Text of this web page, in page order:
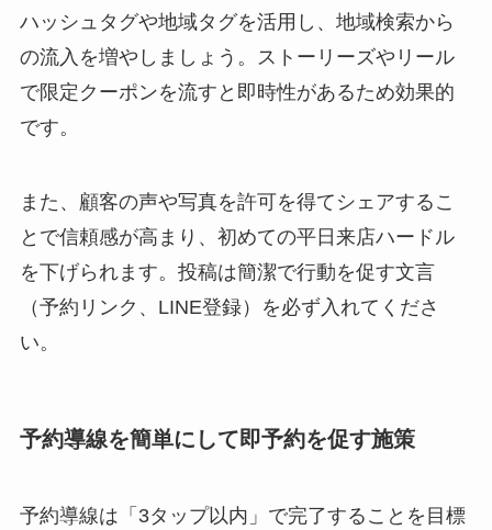
ハッシュタグや地域タグを活用し、地域検索から
の流入を増やしましょう。ストーリーズやリール
で限定クーポンを流すと即時性があるため効果的
です。
また、顧客の声や写真を許可を得てシェアするこ
とで信頼感が高まり、初めての平日来店ハードル
を下げられます。投稿は簡潔で行動を促す文言
（予約リンク、LINE登録）を必ず入れてくださ
い。
予約導線を簡単にして即予約を促す施策
予約導線は「3タップ以内」で完了することを目標